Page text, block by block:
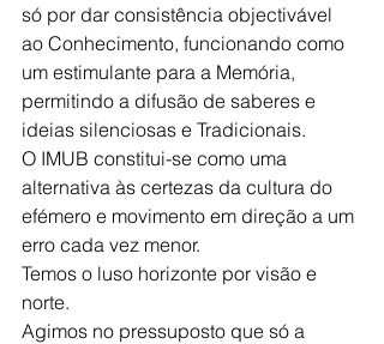
só por dar consistência objectivável
ao Conhecimento, funcionando como
um estimulante para a Memória,
permitindo a difusão de saberes e
ideias silenciosas e Tradicionais.
O IMUB constitui-se como uma
alternativa às certezas da cultura do
efémero e movimento em direção a um
erro cada vez menor.
Temos o luso horizonte por visão e
norte.
Agimos no pressuposto que só a